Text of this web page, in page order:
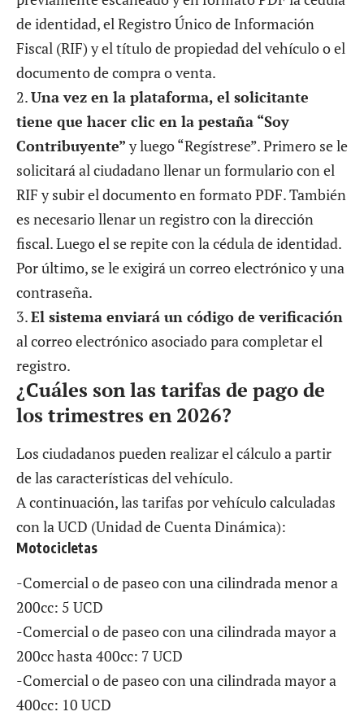
de identidad, el Registro Único de Información
Fiscal (RIF) y el título de propiedad del vehículo o el
documento de compra o venta.
2.Una vez en la plataforma, el solicitante
tiene que hacer clic en la pestaña “Soy
Contribuyente” y luego “Regístrese”. Primero se le
solicitará al ciudadano llenar un formulario con el
RIF y subir el documento en formato PDF. También
es necesario llenar un registro con la dirección
fiscal. Luego el se repite con la cédula de identidad.
Por último, se le exigirá un correo electrónico y una
contraseña.
3.El sistema enviará un código de verificación
al correo electrónico asociado para completar el
registro.
¿Cuáles son las tarifas de pago de
los trimestres en 2026?
Los ciudadanos pueden realizar el cálculo a partir
de las características del vehículo.
A continuación, las tarifas por vehículo calculadas
con la UCD (Unidad de Cuenta Dinámica):
Motocicletas
-Comercial o de paseo con una cilindrada menor a
200cc: 5 UCD
-Comercial o de paseo con una cilindrada mayor a
200cc hasta 400cc: 7 UCD
-Comercial o de paseo con una cilindrada mayor a
400cc: 10 UCD